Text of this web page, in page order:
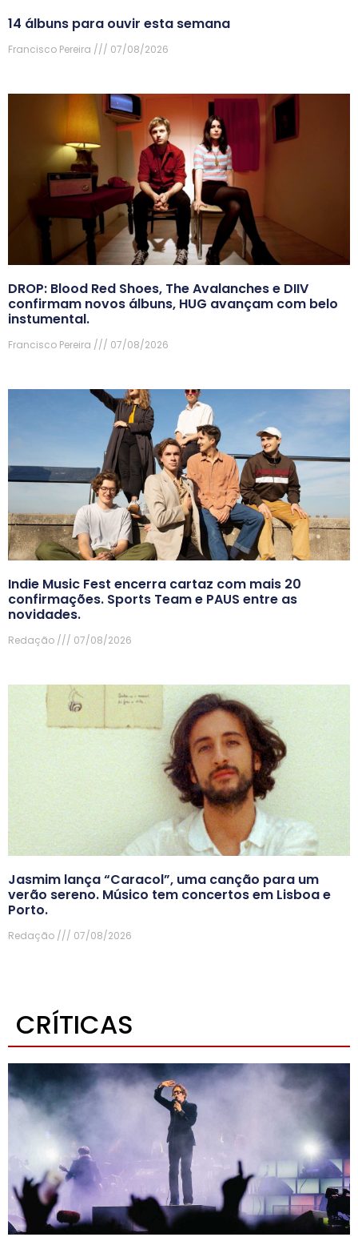
14 álbuns para ouvir esta semana
Francisco Pereira 07/08/2026
DROP: Blood Red Shoes, The Avalanches e DIIV
confirmam novos álbuns, HUG avançam com belo
instumental.
Francisco Pereira 07/08/2026
Indie Music Fest encerra cartaz com mais 20
confirmações. Sports Team e PAUS entre as
novidades.
Redação 07/08/2026
Jasmim lança “Caracol”, uma canção para um
verão sereno. Músico tem concertos em Lisboa e
Porto.
Redação 07/08/2026
CRÍTICAS